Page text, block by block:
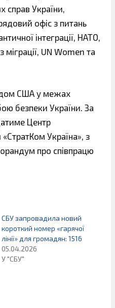
справ України,
офіс з питань
інтеграції, НАТО,
UN Women та
США у межах
безпеки України. За
Центр
«СтратКом Україна», з
про співпрацю
СБУ запровадила новий
короткий номер «гарячої
лінії» для громадян: 1516
05.04.2026
У "СБУ"